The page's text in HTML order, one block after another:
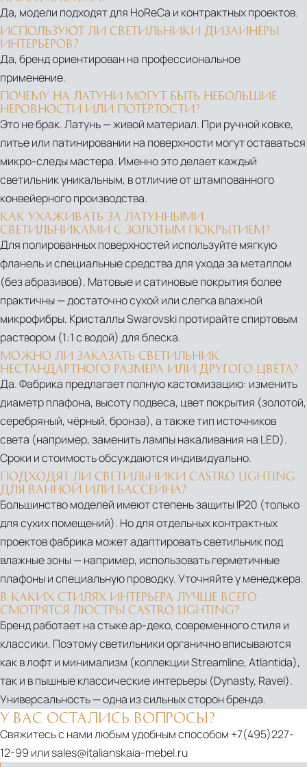
LUXURIOUS
WALL
LIGHT
DESIGN
RAINFOREST
FLOOR
LAMP
|
CONCEPTUAL
FLOOR
LAMP
FOR
VIBRANT
LIVING
ROOMS
CASTRO
LIGHTING
INVITES
YOU
TO
SUPERSALONE
MILANO
2021
ARCADE
FLOOR
LAMP
|
HANDMADE
LUXURIOUS
FLOOR
LAMP
LEVIEV
OVAL
SUSPENSION
|
LUXURIOUS
CRYSTAL
CHANDELIER
GALAXY
SUSPENSION
|
ПОДВЕСНЫМ
FLOW
SNOOKER
16
ИЮЛЯ
2026
Да, модели подходят для HoReCa и контрактных проектов.
ИСПОЛЬЗУЮТ ЛИ СВЕТИЛЬНИКИ ДИЗАЙНЕРЫ
ИНТЕРЬЕРОВ?
Да, бренд ориентирован на профессиональное
применение.
ПОЧЕМУ НА ЛАТУНИ МОГУТ БЫТЬ НЕБОЛЬШИЕ
НЕРОВНОСТИ ИЛИ ПОТЁРТОСТИ?
Это не брак. Латунь — живой материал. При ручной ковке,
литье или патинировании на поверхности могут оставаться
микро‑следы мастера. Именно это делает каждый
светильник уникальным, в отличие от штампованного
конвейерного производства.
КАК УХАЖИВАТЬ ЗА ЛАТУННЫМИ
СВЕТИЛЬНИКАМИ С ЗОЛОТЫМ ПОКРЫТИЕМ?
Для полированных поверхностей используйте мягкую
фланель и специальные средства для ухода за металлом
(без абразивов). Матовые и сатиновые покрытия более
практичны — достаточно сухой или слегка влажной
микрофибры. Кристаллы Swarovski протирайте спиртовым
раствором (1:1 с водой) для блеска.
МОЖНО ЛИ ЗАКАЗАТЬ СВЕТИЛЬНИК
НЕСТАНДАРТНОГО РАЗМЕРА ИЛИ ДРУГОГО ЦВЕТА?
Да. Фабрика предлагает полную кастомизацию: изменить
диаметр плафона, высоту подвеса, цвет покрытия (золотой,
серебряный, чёрный, бронза), а также тип источников
света (например, заменить лампы накаливания на LED).
Сроки и стоимость обсуждаются индивидуально.
ПОДХОДЯТ ЛИ СВЕТИЛЬНИКИ CASTRO LIGHTING
ДЛЯ ВАННОЙ ИЛИ БАССЕЙНА?
Большинство моделей имеют степень защиты IP20 (только
для сухих помещений). Но для отдельных контрактных
проектов фабрика может адаптировать светильник под
влажные зоны — например, использовать герметичные
плафоны и специальную проводку. Уточняйте у менеджера.
В КАКИХ СТИЛЯХ ИНТЕРЬЕРА ЛУЧШЕ ВСЕГО
СМОТРЯТСЯ ЛЮСТРЫ CASTRO LIGHTING?
Бренд работает на стыке ар‑деко, современного стиля и
классики. Поэтому светильники органично вписываются
как в лофт и минимализм (коллекции Streamline, Atlantida),
так и в пышные классические интерьеры (Dynasty, Ravel).
Универсальность — одна из сильных сторон бренда.
У ВАС ОСТАЛИСЬ ВОПРОСЫ?
Свяжитесь с нами любым удобным способом +7(495)227-
12-99 или sales@italianskaia-mebel.ru